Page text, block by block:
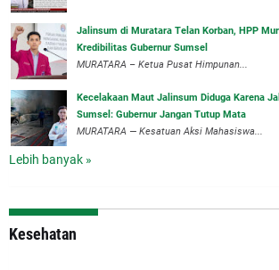
‎Jalinsum di Muratara Telan Korban, HPP
Kredibilitas Gubernur Sumsel
MURATARA – Ketua Pusat Himpunan...
‎Kecelakaan Maut Jalinsum Diduga Karena
Sumsel: Gubernur Jangan Tutup Mata
‎MURATARA — Kesatuan Aksi Mahasiswa...
Lebih banyak »
Kesehatan